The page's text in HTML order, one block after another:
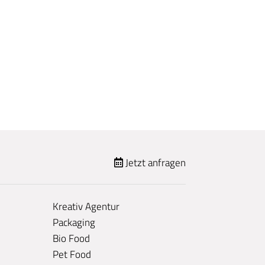
Jetzt anfragen
Kreativ Agentur
Packaging
Bio Food
Pet Food